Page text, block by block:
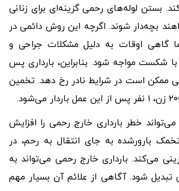
بستن لوله‌های رحمی گزینه‌ای برای زنانی
بچه‌دار شوند. اگرچه این روش دائمی در
گاهی اوقات به دلیل مشکلات جراحی و
با شکست مواجه شود. بنابراین، بارداری پس
ممکن است در شرایط نادر رخ دهد. تخمین
خطر بارداری خارج رحمی را افزایش
بارورشده به جای انتقال به رحم، در
می‌کند. بارداری خارج رحمی می‌تواند به
شود. آگاهی از علائم آن بسیار مهم